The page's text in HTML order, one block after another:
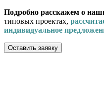
Подробно расскажем о
типовых проектах,
индивидуальное
Оставить заявку